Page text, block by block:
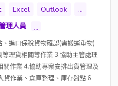
Excel Outlook ...
理人員 ...
進口保稅貨物確認(需搬運重物)
理貨相關等作業 3.協助主管處理
關作業 4.協助專案安排出貨管理及
貨作業、倉庫整理、庫存盤點 6.